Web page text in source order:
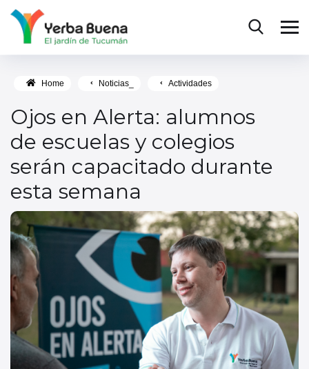
Home Noticias_ Actividades
Ojos en Alerta: alumnos
de escuelas y colegios
serán capacitado durante
esta semana